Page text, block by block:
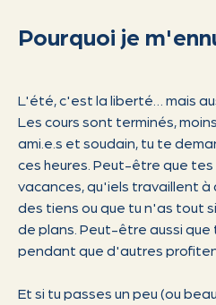
Pourquoi je
L'été, c'est la liberté… mais
Les cours sont terminés,
ami.e.s et soudain, tu te
ces heures. Peut-être que tes
vacances, qu'iels travaillent
des tiens ou que tu n'as tout
de plans. Peut-être aussi
pendant que d'autres
Et si tu passes un peu (ou